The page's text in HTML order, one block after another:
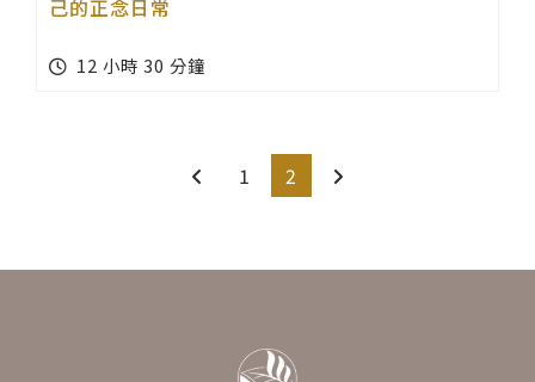
己的正念日常
12 小時 30 分鐘
1 2